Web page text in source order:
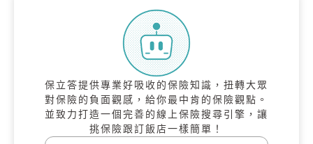
保立答提供專業好吸收的保險知識，扭轉大眾
對保險的負面觀感，給你最中肯的保險觀點。
並致力打造一個完善的線上保險搜尋引擎，讓
挑保險跟訂飯店一樣簡單！